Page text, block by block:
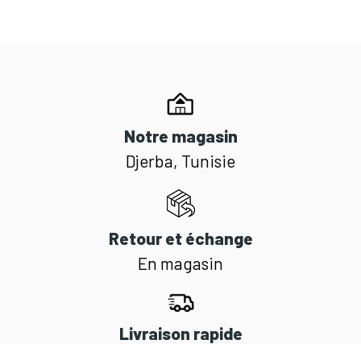
Notre magasin
Djerba, Tunisie
Retour et échange
En magasin
Livraison rapide